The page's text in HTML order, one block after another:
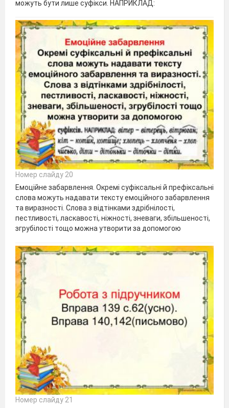
можуть бути лише суфікси. НАПРИКЛАД:
Номер слайду 20
Емоційне забарвлення. Окремі суфіксальні й префіксальні
слова можуть надавати тексту емоційного забарвлення
та виразності. Слова з відтінками здрібнілості,
пестливості, ласкавості, ніжності, зневаги, збільшеності,
згрубілості тощо можна утворити за допомогою
Номер слайду 21